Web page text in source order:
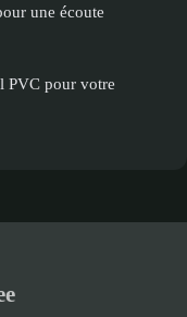
une écoute
PVC pour votre